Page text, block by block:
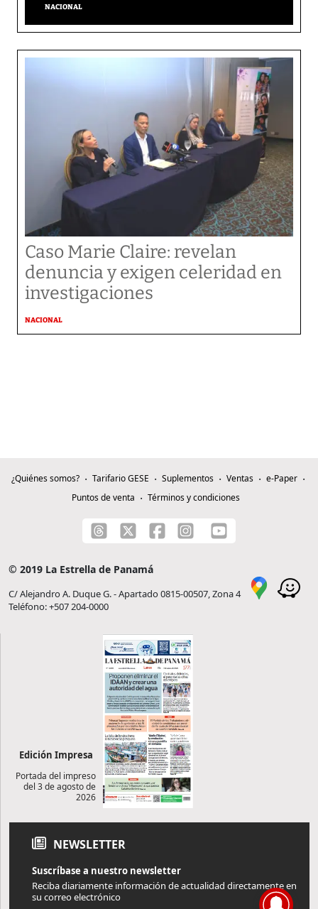
NACIONAL
Caso Marie Claire: revelan
denuncia y exigen celeridad en
investigaciones
NACIONAL
¿Quiénes somos? Tarifario GESE Suplementos Ventas
e-Paper
Puntos de venta
Términos y condiciones
© 2019 La Estrella de Panamá
C/ Alejandro A. Duque G. - Apartado 0815-00507, Zona 4
Teléfono: +507 204-0000
Edición Impresa
Portada del impreso
del 3 de agosto de
2026
NEWSLETTER
Suscríbase a nuestro newsletter
Reciba diariamente información de actualidad directamente en
su correo electrónico